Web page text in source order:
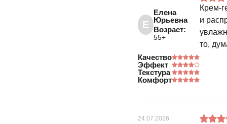
Е
Елена
Юрьевна
Возраст:
55+
Качество
Эффект
Текстура
Комфорт
Крем-
и
то,
24.07.2026